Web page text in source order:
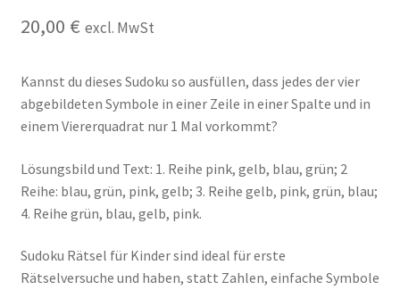
Impressum
Kontakt
Kostenlose Rätsel
Mein Konto
Shop
20,00 € excl. MwSt
Kannst du dieses Sudoku so ausfüllen, dass jedes der vier
abgebildeten Symbole in einer Zeile in einer Spalte und in
einem Viererquadrat nur 1 Mal vorkommt?
Lösungsbild und Text: 1. Reihe pink, gelb, blau, grün; 2
Reihe: blau, grün, pink, gelb; 3. Reihe gelb, pink, grün, blau;
4. Reihe grün, blau, gelb, pink.
Sudoku Rätsel für Kinder sind ideal für erste
Rätselversuche und haben, statt Zahlen, einfache Symbole